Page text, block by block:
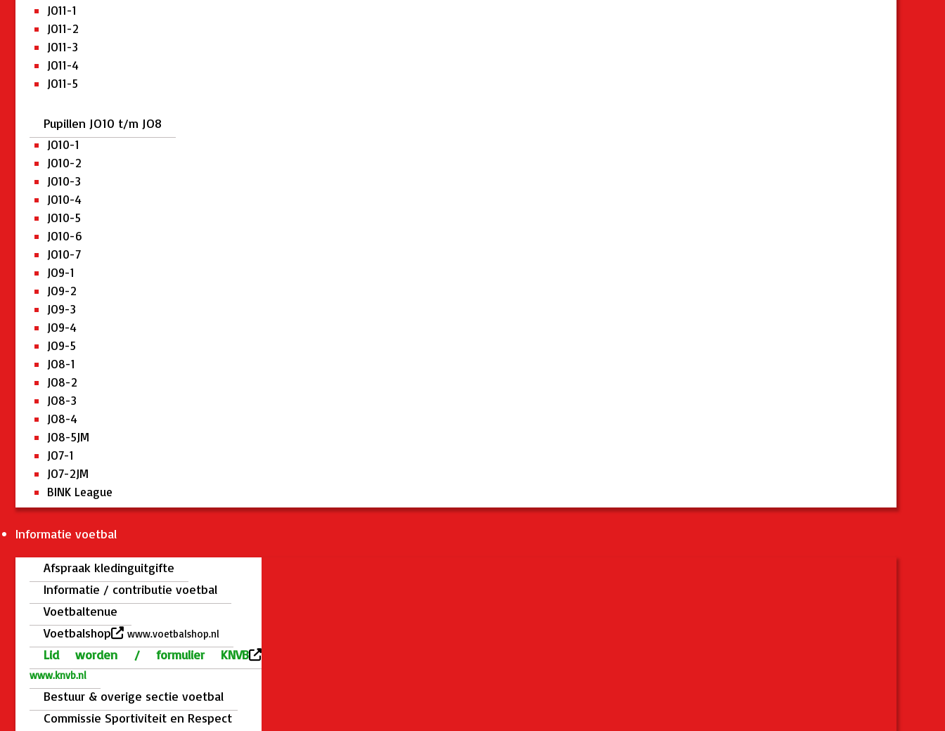
JO11-1
JO11-2
JO11-3
JO11-4
JO11-5
Pupillen JO10 t/m JO8
JO10-1
JO10-2
JO10-3
JO10-4
JO10-5
JO10-6
JO10-7
JO9-1
JO9-2
JO9-3
JO9-4
JO9-5
JO8-1
JO8-2
JO8-3
JO8-4
JO8-5JM
JO7-1
JO7-2JM
BINK League
Informatie voetbal
Afspraak kledinguitgifte
Informatie / contributie voetbal
Voetbaltenue
Voetbalshop
www.voetbalshop.nl
Lid worden / formulier KNVB
www.knvb.nl
Bestuur & overige sectie voetbal
Commissie Sportiviteit en Respect